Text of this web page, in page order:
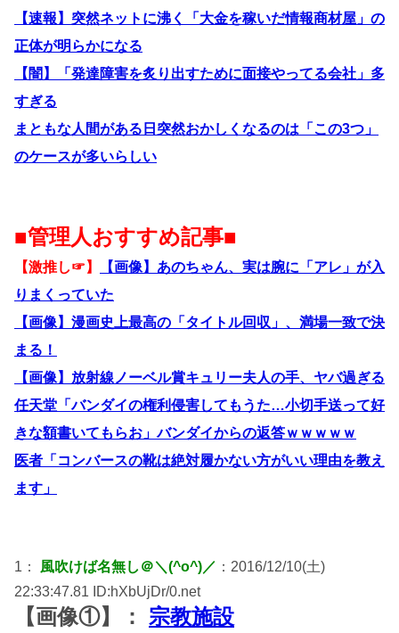
【速報】突然ネットに沸く「大金を稼いだ情報商材屋」の
正体が明らかになる
【闇】「発達障害を炙り出すために面接やってる会社」多
すぎる
まともな人間がある日突然おかしくなるのは「この3つ」
のケースが多いらしい
■管理人おすすめ記事■
【激推し☞】
【画像】あのちゃん、実は腕に「アレ」が入
りまくっていた
【画像】漫画史上最高の「タイトル回収」、満場一致で決
まる！
【画像】放射線ノーベル賞キュリー夫人の手、ヤバ過ぎる
任天堂「バンダイの権利侵害してもうた…小切手送って好
きな額書いてもらお」バンダイからの返答ｗｗｗｗｗ
医者「コンバースの靴は絶対履かない方がいい理由を教え
ます」
1： 風吹けば名無し＠＼(^o^)／ ：2016/12/10(土)
22:33:47.81 ID:hXbUjDr/0.net
【画像①】： 宗教施設